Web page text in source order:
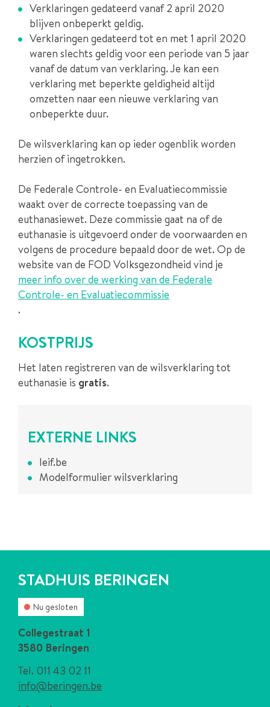
Verklaringen gedateerd vanaf 2 april 2020
blijven onbeperkt geldig.
Verklaringen gedateerd tot en met 1 april 2020
waren slechts geldig voor een periode van 5 jaar
vanaf de datum van verklaring. Je kan een
verklaring met beperkte geldigheid altijd
omzetten naar een nieuwe verklaring van
onbeperkte duur.
De wilsverklaring kan op ieder ogenblik worden
herzien of ingetrokken.
De Federale Controle- en Evaluatiecommissie
waakt over de correcte toepassing van de
euthanasiewet. Deze commissie gaat na of de
euthanasie is uitgevoerd onder de voorwaarden en
volgens de procedure bepaald door de wet. Op de
website van de FOD Volksgezondheid vind je
meer info over de werking van de Federale
Controle- en Evaluatiecommissie
.
KOSTPRIJS
Het laten registreren van de wilsverklaring tot
euthanasie is gratis.
EXTERNE LINKS
leif.be
Modelformulier wilsverklaring
STADHUIS BERINGEN
Nu gesloten
Contact
Collegestraat 1
,3580 Beringen
011 43 02 11
E-
info@beringen.be